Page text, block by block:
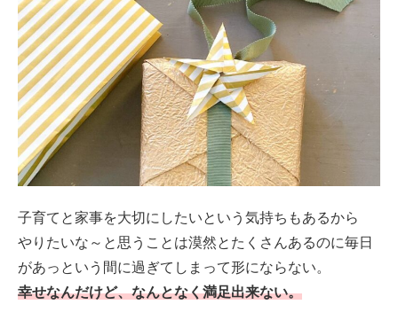
子育てと家事を大切にしたいという気持ちもあるから
やりたいな～と思うことは漠然とたくさんあるのに毎日
があっという間に過ぎてしまって形にならない。
幸せなんだけど、なんとなく満足出来ない。